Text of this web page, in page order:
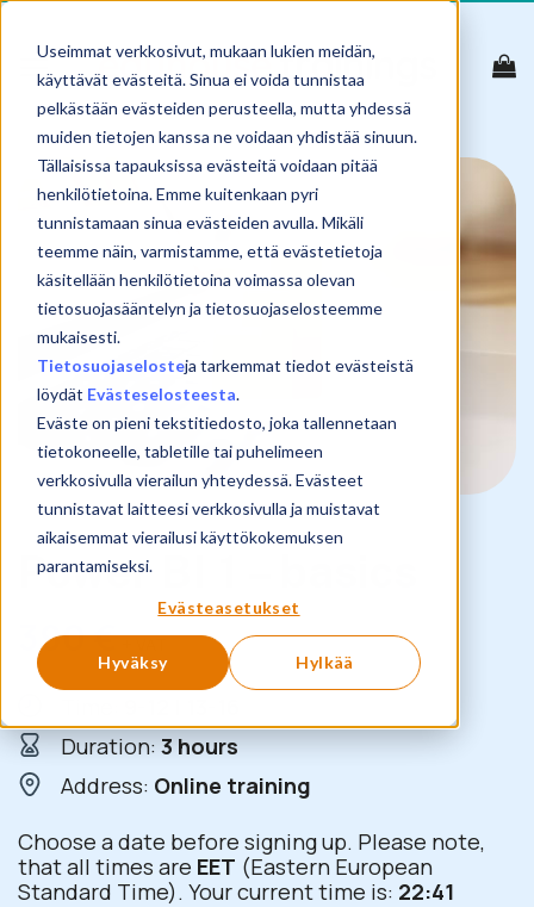
Useimmat verkkosivut, mukaan lukien meidän,
käyttävät evästeitä. Sinua ei voida tunnistaa
pelkästään evästeiden perusteella, mutta yhdessä
muiden tietojen kanssa ne voidaan yhdistää sinuun.
Tällaisissa tapauksissa evästeitä voidaan pitää
henkilötietoina. Emme kuitenkaan pyri
tunnistamaan sinua evästeiden avulla. Mikäli
teemme näin, varmistamme, että evästetietoja
käsitellään henkilötietoina voimassa olevan
tietosuojasääntelyn ja tietosuojaselosteemme
mukaisesti.
Tietosuojaselosteja tarkemmat tiedot evästeistä
löydät Evästeselosteesta.
Eväste on pieni tekstitiedosto, joka tallennetaan
tietokoneelle, tabletille tai puhelimeen
verkkosivulla vierailun yhteydessä. Evästeet
tunnistavat laitteesi verkkosivulla ja muistavat
aikaisemmat vierailusi käyttökokemuksen
parantamiseksi.
Evästeasetukset
Hyväksy Hylkää
Skip
content
Power BI 1 – basics
390€
Duration:3 hours
Address: Online training
Choose a date before signing up. Please note,
that all times are EET (Eastern European
Standard Time). Your current time is: 22:41